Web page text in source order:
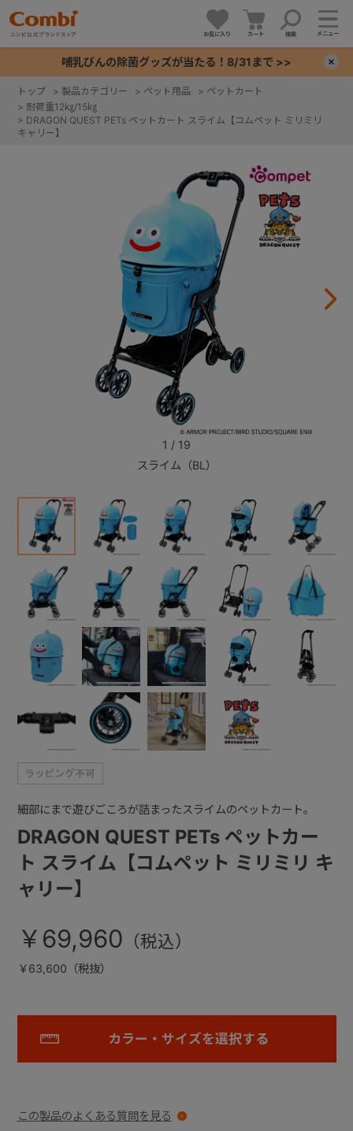
お気に入り カート 検索 メニュー
哺乳びんの除菌グッズが当たる！8/31まで >>
トップ > 製品カテゴリー > ペット用品 > ペットカート
> 耐荷重12㎏/15㎏
> DRAGON QUEST PETs ペットカート スライム【コムペット ミリミリ
キャリー】
スライム（BL）
1 / 19
DRAGON QUEST PETs ペットカー
ト スライム【コムペット ミリミリ キ
ャリー】
細部にまで遊びごころが詰まったスライムのペットカート。
￥69,960
￥63,600（税抜）
カラー・サイズを選択する
この製品のよくある質問を見る